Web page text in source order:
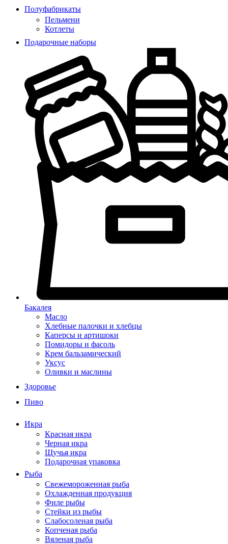
Полуфабрикаты
Пельмени
Котлеты
Подарочные наборы
Бакалея
Масло
Хлебные палочки и хлебцы
Каперсы и артишоки
Помидоры и фасоль
Крем бальзамический
Уксус
Оливки и маслины
Здоровье
Пиво
Икра
Красная икра
Черная икра
Щучья икра
Подарочная упаковка
Рыба
Свежемороженная рыба
Охлажденная продукция
Филе рыбы
Стейки из рыбы
Слабосоленая рыба
Копченая рыба
Вяленая рыба